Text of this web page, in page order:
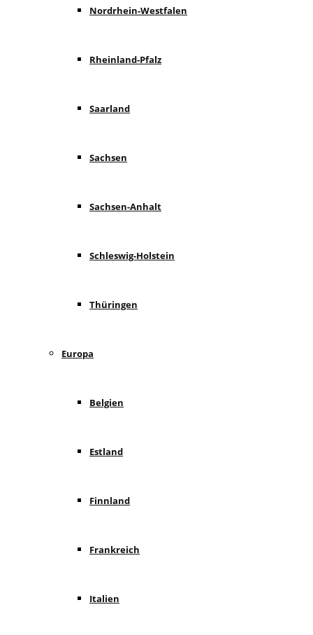
Nordrhein-Westfalen
Rheinland-Pfalz
Saarland
Sachsen
Sachsen-Anhalt
Schleswig-Holstein
Thüringen
Europa
Belgien
Estland
Finnland
Frankreich
Italien